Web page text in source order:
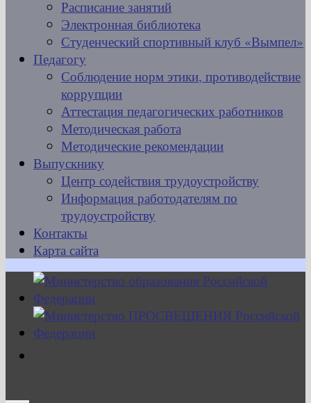
Расписание занятий
Электронная библиотека
Студенческий спортивный клуб «Вымпел»
Педагогу
Соблюдение норм этики, противодействие
коррупции
Аттестация педагогических работников
Методическая работа
Методические рекомендации
Выпускнику
Центр содействия трудоустройству
Информация работодателям по
трудоустройству
Контакты
Карта сайта